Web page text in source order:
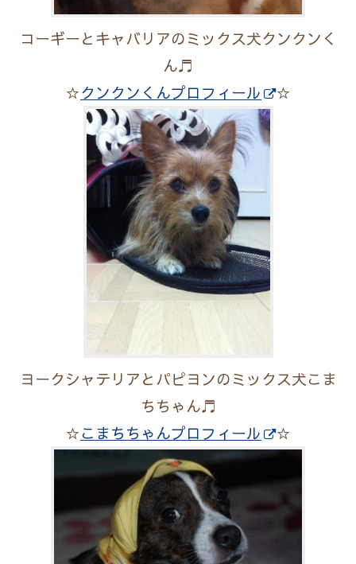
コーギーとキャバリアのミックス犬クンクンく
ん♬
☆クンクンくんプロフィール ☆
ヨークシャテリアとパピヨンのミックス犬こま
ちちゃん♬
☆こまちちゃんプロフィール ☆